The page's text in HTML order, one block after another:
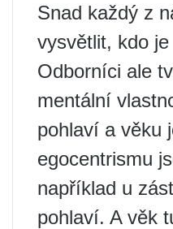
Snad každý z
vysvětlit, kdo
Odborníci ale
mentální
pohlaví a věku
egocentrismu
například u
pohlaví. A věk